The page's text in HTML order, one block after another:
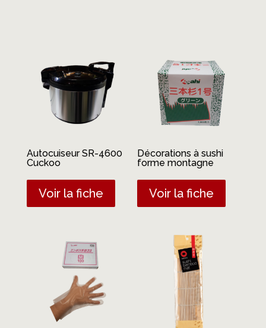
Autocuiseur SR-4600
Cuckoo
Voir la fiche
Décorations à sushi
forme montagne
Voir la fiche